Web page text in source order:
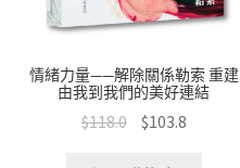
情緒力量——解除關係勒索 重建
由我到我們的美好連結
$118.0 $103.8